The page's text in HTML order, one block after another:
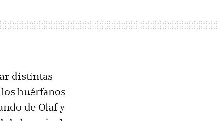
distintas
huérfanos
de Olaf y